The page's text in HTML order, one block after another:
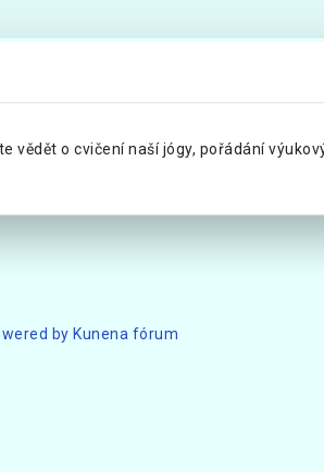
o cvičení naší jógy, pořádání
by Kunena fórum